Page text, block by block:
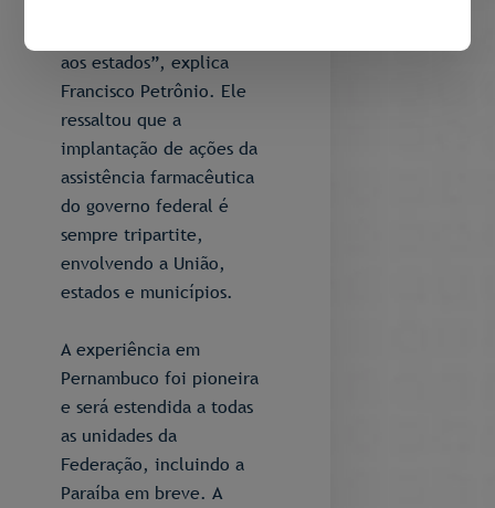
aos estados”, explica
Francisco Petrônio. Ele
ressaltou que a
implantação de ações da
assistência farmacêutica
do governo federal é
sempre tripartite,
envolvendo a União,
estados e municípios.
A experiência em
Pernambuco foi pioneira
e será estendida a todas
as unidades da
Federação, incluindo a
Paraíba em breve. A